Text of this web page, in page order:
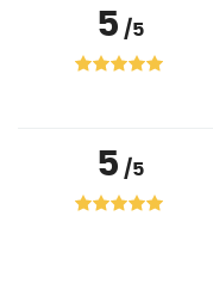
5 /5
5 /5